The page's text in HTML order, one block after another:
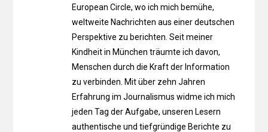
European Circle, wo ich mich bemühe,
weltweite Nachrichten aus einer deutschen
Perspektive zu berichten. Seit meiner
Kindheit in München träumte ich davon,
Menschen durch die Kraft der Information
zu verbinden. Mit über zehn Jahren
Erfahrung im Journalismus widme ich mich
jeden Tag der Aufgabe, unseren Lesern
authentische und tiefgründige Berichte zu